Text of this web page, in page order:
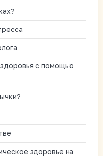
с помощью
здоровье на